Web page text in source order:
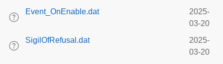
Event_OnEnable.dat
2025-
03-20
SigilOfRefusal.dat
2025-
03-20